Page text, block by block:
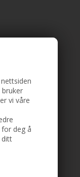
vi våre
deg å
ditt